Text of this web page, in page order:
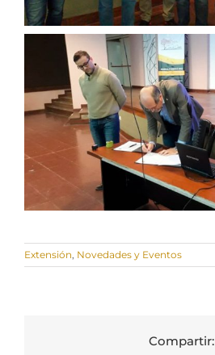
Extensión Novedades y Eventos
Compartir: